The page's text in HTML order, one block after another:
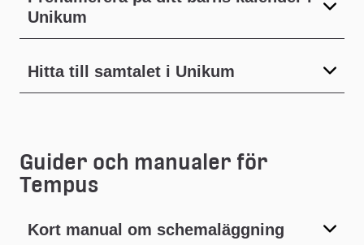
Unikum
Hitta till samtalet i Unikum
Guider och manualer för
Tempus
Kort manual om schemaläggning